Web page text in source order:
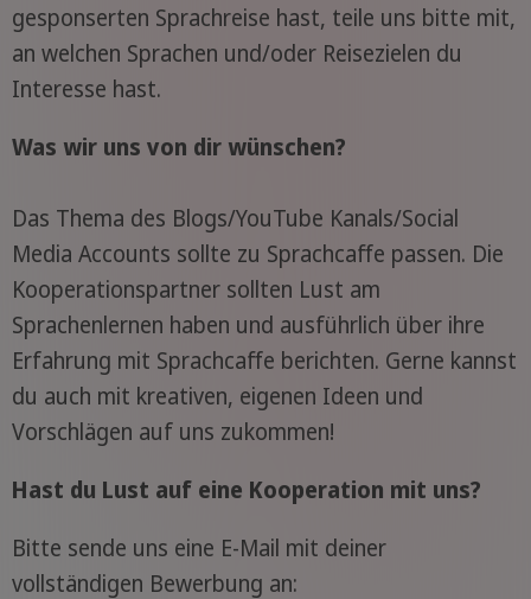
gesponserten Sprachreise hast, teile uns bitte mit,
an welchen Sprachen und/oder Reisezielen du
Interesse hast.
Was wir uns von dir wünschen?
Das Thema des Blogs/YouTube Kanals/Social
Media Accounts sollte zu Sprachcaffe passen. Die
Kooperationspartner sollten Lust am
Sprachenlernen haben und ausführlich über ihre
Erfahrung mit Sprachcaffe berichten. Gerne kannst
du auch mit kreativen, eigenen Ideen und
Vorschlägen auf uns zukommen!
Hast du Lust auf eine Kooperation mit uns?
Bitte sende uns eine E-Mail mit deiner
vollständigen Bewerbung an: